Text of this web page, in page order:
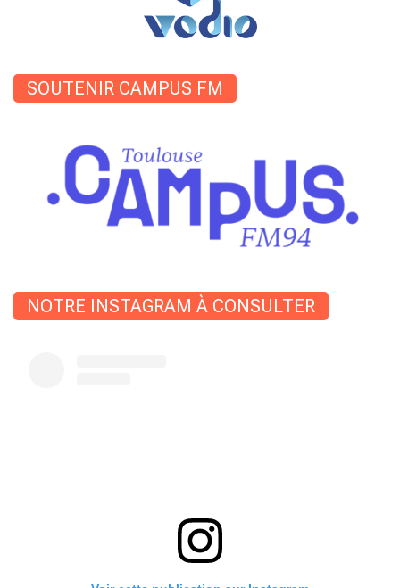
SOUTENIR CAMPUS FM
NOTRE INSTAGRAM À CONSULTER